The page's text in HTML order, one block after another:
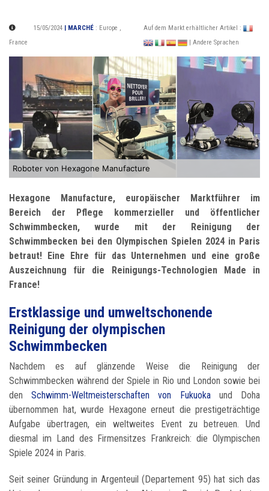
15/05/2024 | MARCHÉ : Europe ,
France
Auf dem Markt erhältlicher Artikel :
| Andere Sprachen
Roboter von Hexagone Manufacture
Hexagone Manufacture, europäischer Marktführer im
Bereich der Pflege kommerzieller und öffentlicher
Schwimmbecken, wurde mit der Reinigung der
Schwimmbecken bei den Olympischen Spielen 2024 in Paris
betraut! Eine Ehre für das Unternehmen und eine große
Auszeichnung für die Reinigungs-Technologien Made in
France!
Erstklassige und umweltschonende
Reinigung der olympischen
Schwimmbecken
Nachdem es auf glänzende Weise die Reinigung der
Schwimmbecken während der Spiele in Rio und London sowie bei
denSchwimm-Weltmeisterschaften von Fukuokaund Doha
übernommen hat, wurde Hexagone erneut die prestigeträchtige
Aufgabe übertragen, ein weltweites Event zu betreuen. Und
diesmal im Land des Firmensitzes Frankreich: die Olympischen
Spiele 2024 in Paris.
Seit seiner Gründung in Argenteuil (Departement 95) hat sich das